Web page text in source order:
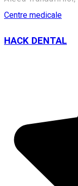
Centre medicale
HACK DENTAL